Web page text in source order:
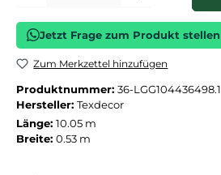
Jetzt Frage zum Produkt stellen
Zum Merkzettel hinzufügen
Produktnummer: 36-LGG104436498.1
Hersteller: Texdecor
Länge: 10.05 m
Breite: 0.53 m